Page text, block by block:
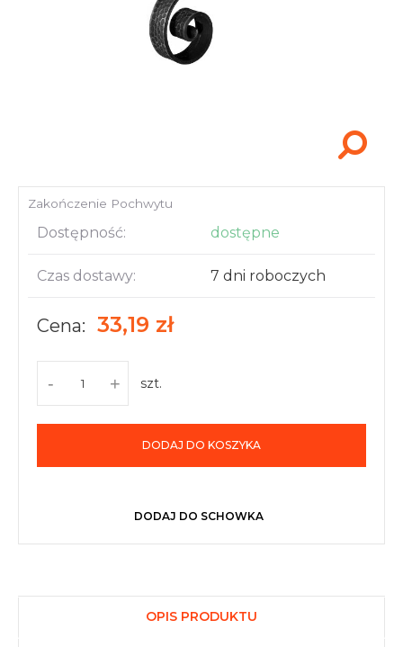
Akcesoria i narzędzia
Zakończenie Pochwytu
Dostępność: dostępne
Czas dostawy: 7 dni roboczych
Cena: 33,19 zł
- + szt.
DODAJ DO KOSZYKA
DODAJ DO SCHOWKA
OPIS PRODUKTU